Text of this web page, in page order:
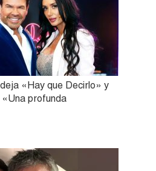
«Hay que Decirlo» y
profunda